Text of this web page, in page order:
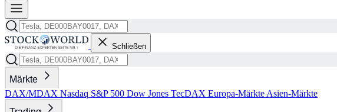
Schließen
Märkte
DAX/MDAX Nasdaq S&P 500 Dow Jones TecDAX Europa-Märkte Asien-Märkte